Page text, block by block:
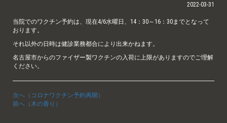
2022-03-31
当院でのワクチン予約は、現在4/6水曜日、14：30～16：30までとなって
おります。
それ以外の日時は健診業務都合により出来かねます。
名古屋市からのファイザー製ワクチンの入荷に上限がありますのでご理解
ください。
次へ（コロナワクチン予約再開）
前へ（木の香り）